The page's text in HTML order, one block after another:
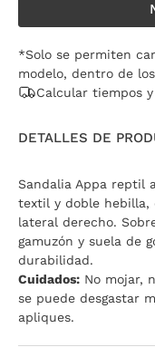
*Solo se permiten
modelo, dentro de
Calcular tiempos
DETALLES DE
Sandalia Appa reptil
textil y doble hebilla,
lateral derecho.
gamuzón y suela de
durabilidad.
Cuidados: No mojar,
se puede desgastar
apliques.